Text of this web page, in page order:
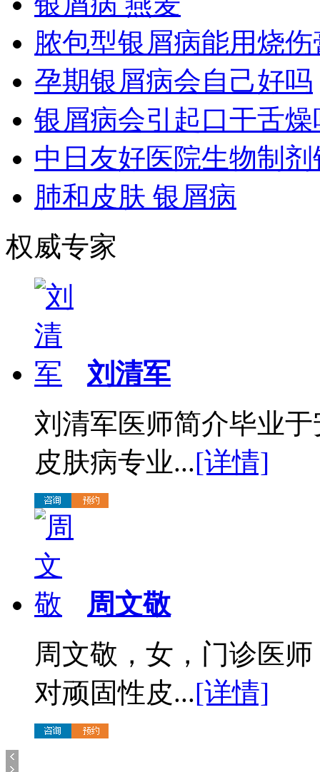
脓包型银屑病能用烧
孕期银屑病会自己好吗
银屑病会引起口干舌燥
中日友好医院生物制
肺和皮肤 银屑病
权威专家
刘清军
刘清军医师简介毕业
皮肤病专业...[详情]
周文敬
周文敬，女，门诊医
对顽固性皮...[详情]